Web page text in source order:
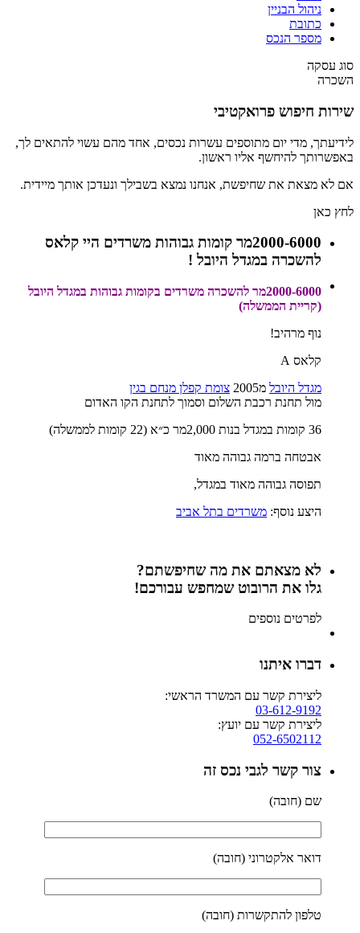
ניהול הבניין
כתובת
מספר הנכס
סוג עסקה
השכרה
שירות חיפוש פרואקטיבי
לידיעתך, מדי יום מתוספים עשרות נכסים, אחד מהם עשוי להתאים לך,
באפשרותך להיחשף אליו ראשון.
אם לא מצאת את שחיפשת, אנחנו נמצא בשבילך ונעדכן אותך מיידית.
לחץ כאן
2000-6000מר קומות גבוהות משרדים היי קלאס
להשכרה במגדל היובל !
2000-6000מר להשכרה משרדים בקומות גבוהות במגדל היובל
(קריית הממשלה)
נוף מרהיב!
קלאס A
מגדל היובל מ2005
צומת קפלן מנחם בגין
מול תחנת רכבת השלום וסמוך לתחנת הקו האדום
36 קומות במגדל בנות 2,000מר כ״א (22 קומות לממשלה)
אבטחה ברמה גבוהה מאוד
תפוסה גבוהה מאוד במגדל,
היצע נוסף: משרדים בתל אביב
לא מצאתם את מה שחיפשתם?
גלו את הרובוט שמחפש עבורכם!
לפרטים נוספים
דברו איתנו
ליצירת קשר עם המשרד הראשי:
03-612-9192
ליצירת קשר עם יועץ:
052-6502112
צור קשר לגבי נכס זה
שם (חובה)
דואר אלקטרוני (חובה)
טלפון להתקשרות (חובה)